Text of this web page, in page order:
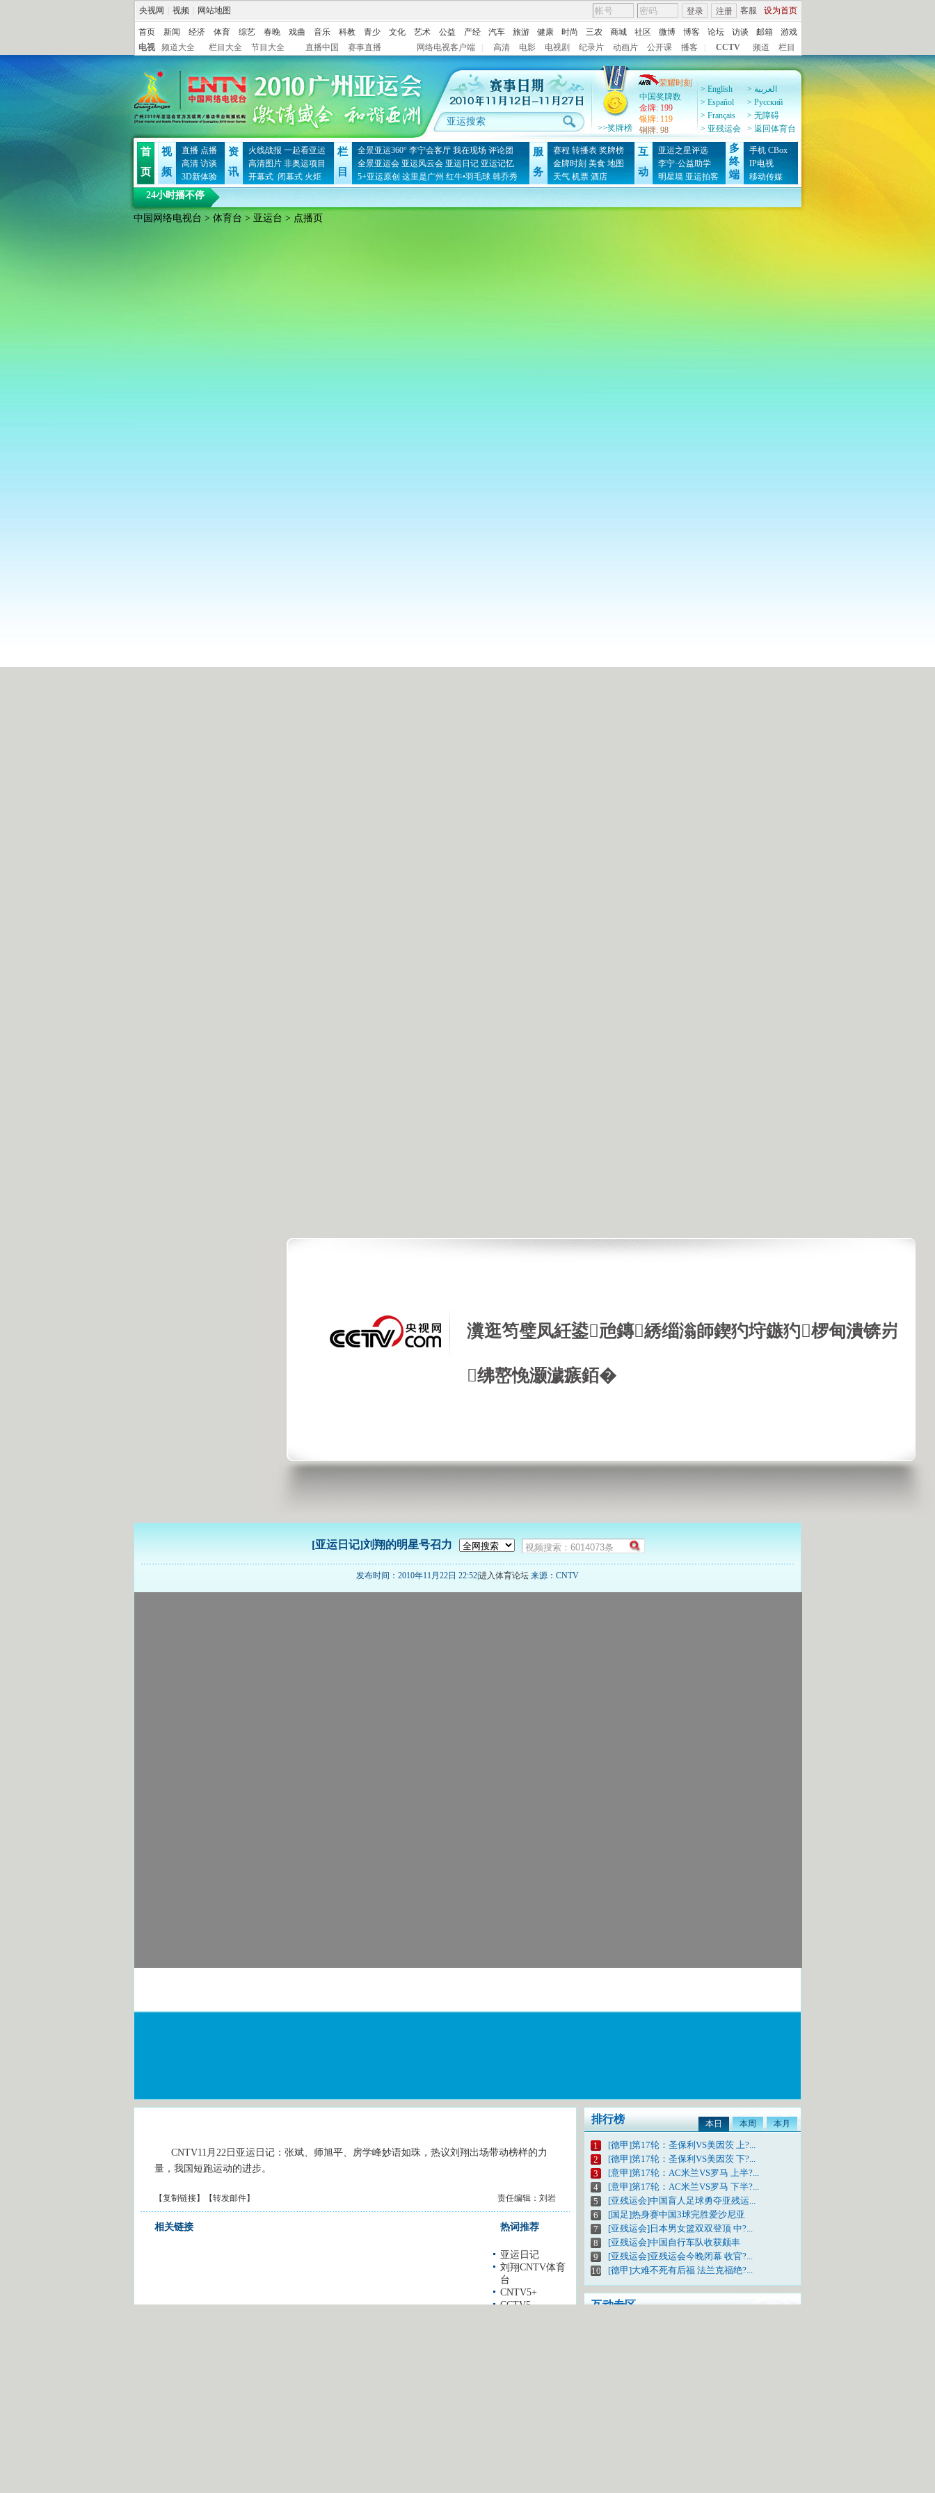
央视网 视频 网站地图 客服 设为首页
登录 注册
首页 新闻 经济 体育 综艺 春晚 戏曲 音乐 科教 青少 文化 艺术 公益 产经 汽车 旅游 健康 时尚 三农 商城 社区 微博 博客 论坛 访谈 邮箱
游戏
电视
频道大全 栏目大全 节目大全 直播中国 赛事直播 网络电视客户端 高清 电影 电视剧 纪录片 动画片 公开课 播客 CCTV 频道 栏目
> English
> العربية
> Español
> Pусский
> Français
> 无障碍
> 亚残运会
> 返回体育台
>>奖牌榜
荣耀时刻
中国奖牌数
金牌: 199
银牌: 119
铜牌: 98
首
页
视
频
直播 点播
高清 访谈
3D新体验
资
讯
火线战报 一起看亚运
高清图片 非奥运项目
开幕式 闭幕式 火炬
栏
目
全景亚运360° 李宁会客厅 我在现场 评论团
全景亚运会 亚运风云会 亚运日记 亚运记忆
5+亚运原创 这里是广州 红牛•羽毛球 韩乔秀
服
务
赛程 转播表 奖牌榜
金牌时刻 美食 地图
天气 机票 酒店
互
动
亚运之星评选
李宁·公益助学
明星墙 亚运拍客
多
终
端
手机 CBox
IP电视
移动传媒
24小时播不停
中国网络电视台 > 体育台 > 亚运台 > 点播页
瀵逛笉璧凤紝鍙兘鏄綉缁滃師鍥犳垨鏃犳椤甸潰锛岃
绋嶅悗灏濊瘯銆�
[亚运日记]刘翔的明星号召力
发布时间：2010年11月22日 22:52|进入体育论坛 来源：CNTV
CNTV11月22日亚运日记：张斌、师旭平、房学峰妙语如珠，热议刘翔出场带动榜样的力
量，我国短跑运动的进步。
责任编辑：刘岩
【复制链接】【转发邮件】
相关链接 热词推荐
亚运日记
刘翔CNTV体育
台
CNTV5+
CCTV5
排行榜 本日 本周 本月
1
[德甲]第17轮：圣保利VS美因茨 上?...
2
[德甲]第17轮：圣保利VS美因茨 下?...
3
[意甲]第17轮：AC米兰VS罗马 上半?...
4
[意甲]第17轮：AC米兰VS罗马 下半?...
5
[亚残运会]中国盲人足球勇夺亚残运...
6
[国足]热身赛中国3球完胜爱沙尼亚
7
[亚残运会]日本男女篮双双登顶 中?...
8
[亚残运会]中国自行车队收获颇丰
9
[亚残运会]亚残运会今晚闭幕 收官?...
10
[德甲]大难不死有后福 法兰克福绝?...
互动专区